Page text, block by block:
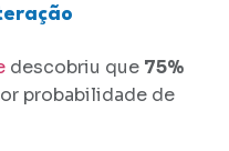
descobriu que 75%
probabilidade de